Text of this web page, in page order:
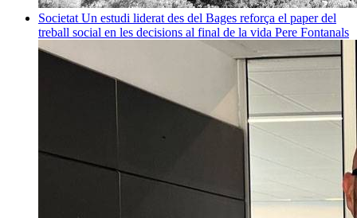
Societat Un estudi liderat des del Bages reforça el paper del
treball social en les decisions al final de la vida Pere Fontanals